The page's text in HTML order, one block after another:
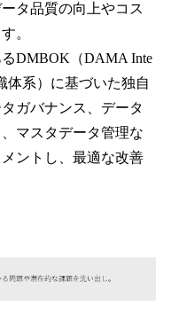
タ品質の向上やコス
。
DMBOK（DAMA Inte
体系）に基づいた独自
ガバナンス、データ
マスタデータ管理な
ントし、最適な改善